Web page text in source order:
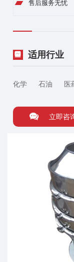
售后服务无忧
适用行业
化学 石油 医
立即咨